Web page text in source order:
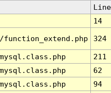
Line
14
324
211
62
94